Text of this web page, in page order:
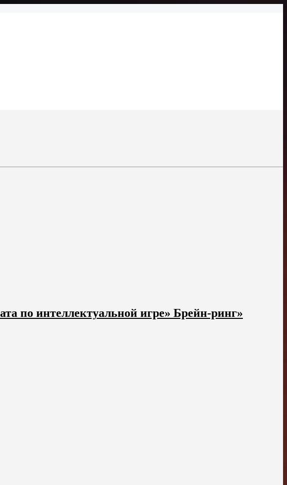
по интеллектуальной игре» Брейн-ринг»